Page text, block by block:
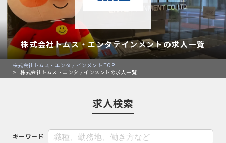
株式会社トムス・エンタテインメントの求人一覧
株式会社トムス・エンタテインメント TOP
>
株式会社トムス・エンタテインメントの求人一覧
求人検索
キーワード